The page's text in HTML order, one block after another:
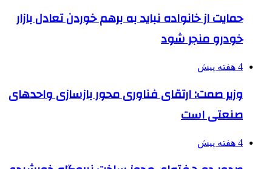
حمایت از خانواده نباید به برهم خوردن تعادل بازار
خودرو منجر شود
4 هفته پیش
وزیر صمت: ارتقای فناوری محور بازسازی واحدهای
صنعتی است
4 هفته پیش